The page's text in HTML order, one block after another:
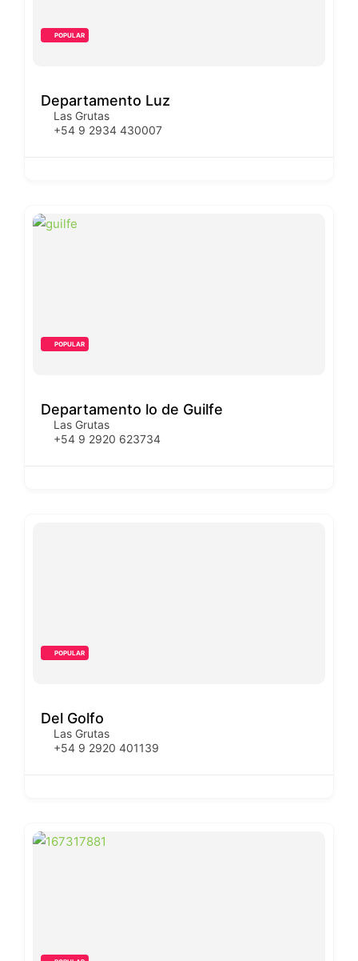
POPULAR
Departamento Luz
Las Grutas
+54 9 2934 430007
POPULAR
Departamento lo de Guilfe
Las Grutas
+54 9 2920 623734
POPULAR
Del Golfo
Las Grutas
+54 9 2920 401139